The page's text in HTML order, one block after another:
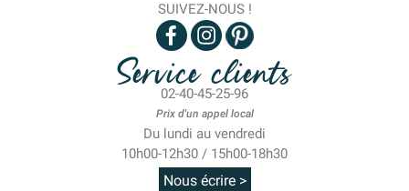
SUIVEZ-NOUS !
Service clients
02-40-45-25-96
Prix d'un appel local
Du lundi au vendredi
10h00-12h30 / 15h00-18h30
Nous écrire >